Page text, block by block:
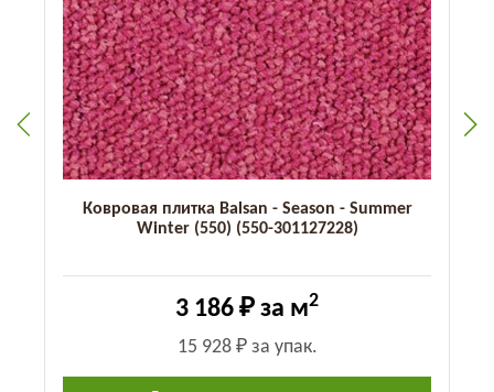
Ковровая плитка Balsan - Season - Summer
Winter (550) (550-301127228)
3 186 ₽ за м2
15 928 ₽за упак.